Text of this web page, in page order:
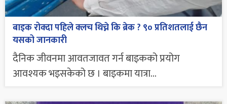
बाइक रोक्दा पहिले क्लच थिच्ने कि ब्रेक ? ९० प्रतिशतलाई छैन
यसको जानकारी
दैनिक जीवनमा आवतजावत गर्न बाइकको प्रयोग
आवश्यक भइसकेको छ । बाइकमा यात्रा...